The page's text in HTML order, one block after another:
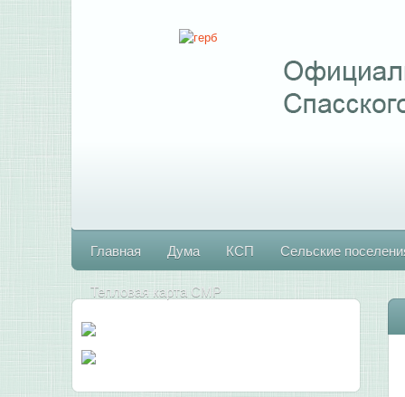
Главная Дума КСП Сельские
Тепловая карта СМР